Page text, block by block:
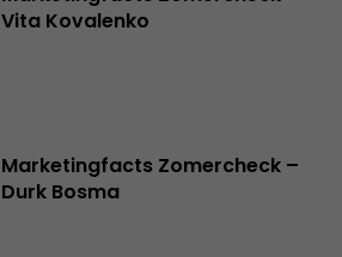
Vita Kovalenko
Marketingfacts Zomercheck –
Durk Bosma